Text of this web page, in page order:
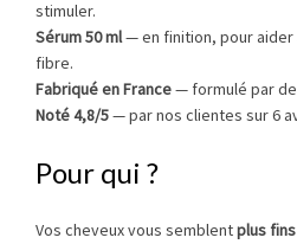
stimuler.
Sérum 50 ml— en finition, pour aider
fibre.
Fabriqué en France— formulé par
Noté 4,8/5— par nos clientes sur 6
Pour qui ?
Vos cheveux vous semblentplus